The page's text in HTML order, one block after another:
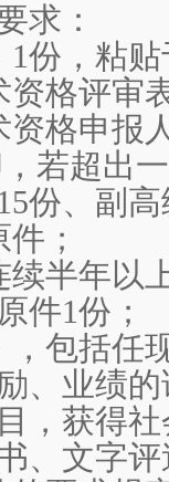
求：
份，粘
格评审
格申报
若超出
份、副
；
半年以
件1份；
包括任
、业绩
，获得
、文字